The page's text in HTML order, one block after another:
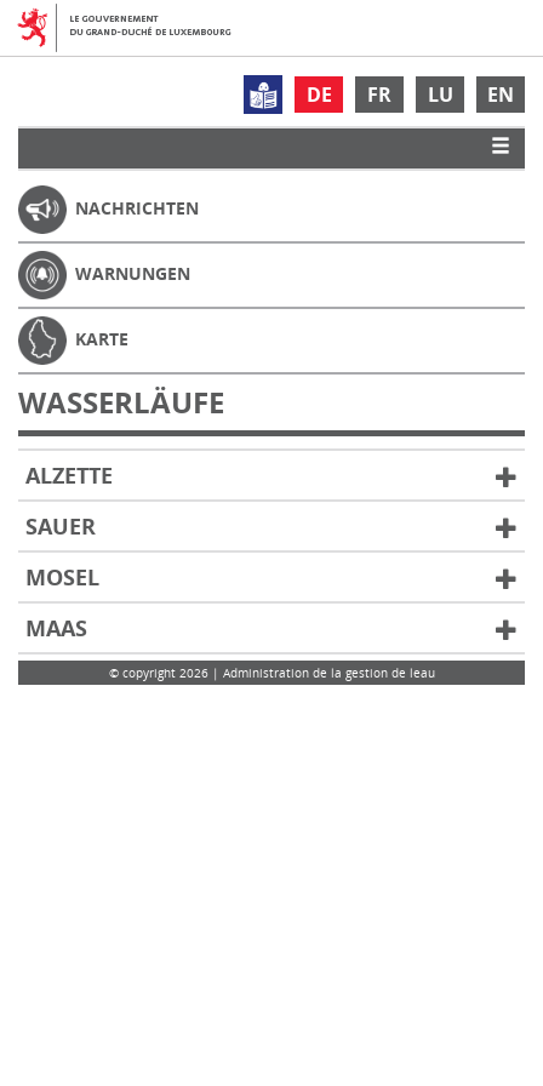
DE FR LU EN
NACHRICHTEN
WARNUNGEN
KARTE
WASSERLÄUFE
ALZETTE
SAUER
MOSEL
MAAS
© copyright 2026 | Administration de la gestion de leau